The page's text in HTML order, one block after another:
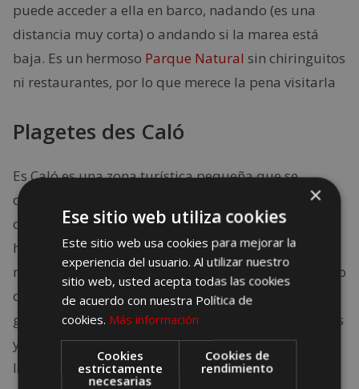
puede acceder a ella en barco, nadando (es una
distancia muy corta) o andando si la marea está
baja. Es un hermoso Parque Natural sin chiringuitos
ni restaurantes, por lo que merece la pena visitarla
Plagetes des Caló
Es Caló es una zona turística pequeña que se
dividide en múltiples playitas. Estas playas están
conectadas unas con otras, formando pequeñas y
hermosas bahías con los típicos embarcaderos de
madera que no te debes perder. El pasado marinero
de la zona invita además a disfrutar de la
gastronomía de la tierra en sus muchos chiringuitos
y restaurantes, donde podrás probar el pescado de
la zona.
×
Ese sitio web utiliza cookies
Este sitio web usa cookies para mejorar la
experiencia del usuario. Al utilizar nuestro
sitio web, usted acepta todas las cookies
de acuerdo con nuestra Política de
cookies. Más información
Cookies
estrictamente
necesarias
Cookies de
rendimiento